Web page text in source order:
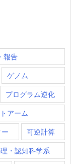
報告
ゲノム
プログラム逆化
アーム
可逆計算
・認知科学系